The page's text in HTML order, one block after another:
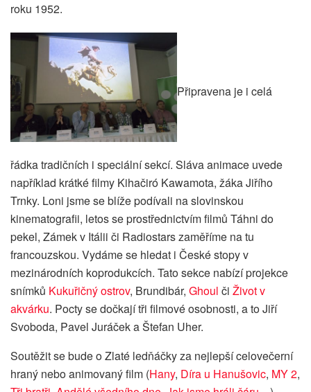
roku 1952.
Připravena je i celá
řádka tradičních i speciální sekcí. Sláva animace uvede
například krátké filmy Kihačiró Kawamota, žáka Jiřího
Trnky. Loni jsme se blíže podívali na slovinskou
kinematografii, letos se prostřednictvím filmů Táhni do
pekel, Zámek v Itálii či Radiostars zaměříme na tu
francouzskou. Vydáme se hledat i České stopy v
mezinárodních koprodukcích. Tato sekce nabízí projekce
snímků Kukuřičný ostrov, Brundibár, Ghoul či Život v
akvárku. Pocty se dočkají tři filmové osobnosti, a to Jiří
Svoboda, Pavel Juráček a Štefan Uher.
Soutěžit se bude o Zlaté ledňáčky za nejlepší celovečerní
hraný nebo animovaný film (Hany, Díra u Hanušovic, MY 2,